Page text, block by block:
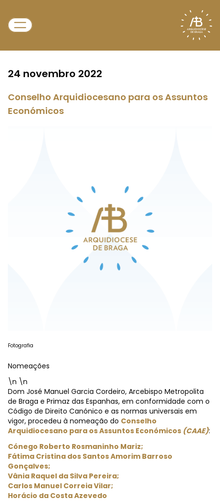
24 novembro 2022
Conselho Arquidiocesano para os Assuntos
Económicos
Fotografia
Nomeações
\n \n
Dom José Manuel Garcia Cordeiro, Arcebispo Metropolita
de Braga e Primaz das Espanhas, em conformidade com o
Código de Direito Canónico e as normas universais em
vigor, procedeu à nomeação do Conselho
Arquidiocesano para os Assuntos Económicos (CAAE):
Cónego Roberto Rosmaninho Mariz;
Fátima Cristina dos Santos Amorim Barroso
Gonçalves;
Vânia Raquel da Silva Pereira;
Carlos Manuel Correia Vilar;
Horácio da Costa Azevedo